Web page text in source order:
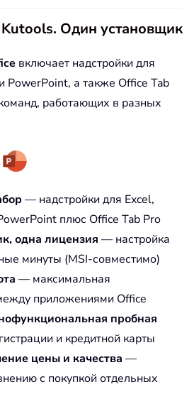
Один установщик
включает надстройки для
PowerPoint, а также Office Tab
работающих в разных
— надстройки для Excel,
плюс Office Tab Pro
одна лицензия — настройка
минуты (MSI-совместимо)
— максимальная
приложениями Office
пробная
и кредитной карты
цены и качества —
с покупкой отдельных